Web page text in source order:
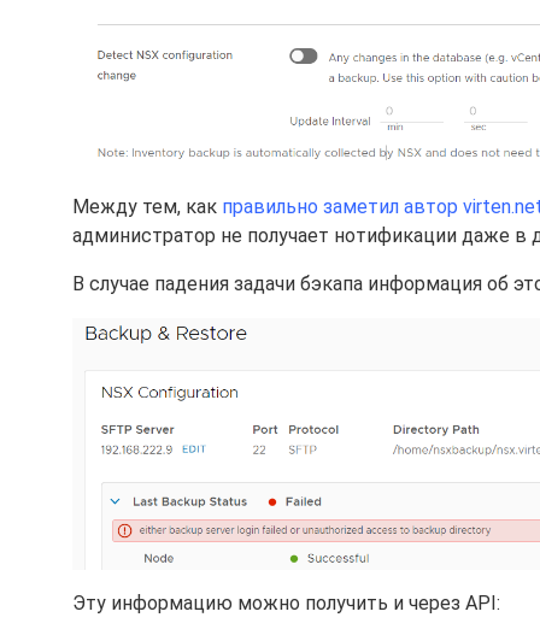
Между тем, как правильно заметил автор
администратор не получает нотификации даже в
В случае падения задачи бэкапа информация об
Эту информацию можно получить и через API: